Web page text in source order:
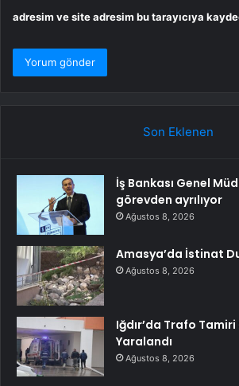
adresim ve site adresim bu tarayıcıya
Son Eklenen
İş Bankası Genel
görevden ayrılıyor
Ağustos 8, 2026
Amasya’da İstinat
Ağustos 8, 2026
Iğdır’da Trafo Tamiri
Yaralandı
Ağustos 8, 2026